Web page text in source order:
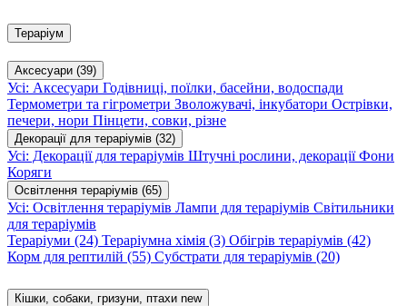
Тераріум
Аксесуари (39)
Усі: Аксесуари Годівниці, поїлки, басейни, водоспади
Термометри та гігрометри Зволожувачі, інкубатори Острівки,
печери, нори Пінцети, совки, різне
Декорації для тераріумів (32)
Усі: Декорації для тераріумів Штучні рослини, декораціїФони
Коряги
Освітлення тераріумів (65)
Усі: Освітлення тераріумів Лампи для тераріумів Світильники
для тераріумів
Тераріуми (24) Тераріумна хімія (3) Обігрів тераріумів (42)
Корм для рептилій (55) Субстрати для тераріумів (20)
Кішки, собаки, гризуни, птахи new